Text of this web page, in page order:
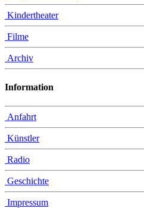
Kindertheater
Filme
Archiv
Information
Anfahrt
Künstler
Radio
Geschichte
Impressum